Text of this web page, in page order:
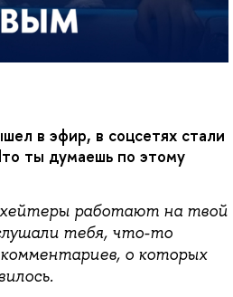
в эфир, в соцсетях стали
ты думаешь по этому
работают на твой
тебя, что-то
о которых